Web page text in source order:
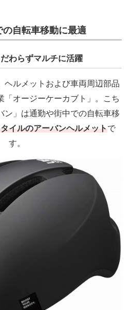
の自転車移動に最適
わらずマルチに活躍
ルメットおよび車両周辺部品
「オージーケーカブト」。こち
ン」は通勤や街中での自転車移
イルのアーバンヘルメットで
す。